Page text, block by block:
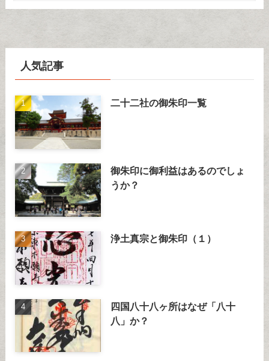
人気記事
二十二社の御朱印一覧
御朱印に御利益はあるのでしょ
うか？
浄土真宗と御朱印（１）
四国八十八ヶ所はなぜ「八十
八」か？